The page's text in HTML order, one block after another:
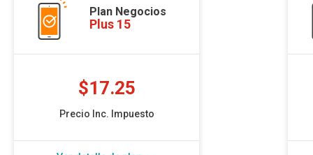
Plan Negocios
Plus 15
$17.25
Precio Inc. Impuesto